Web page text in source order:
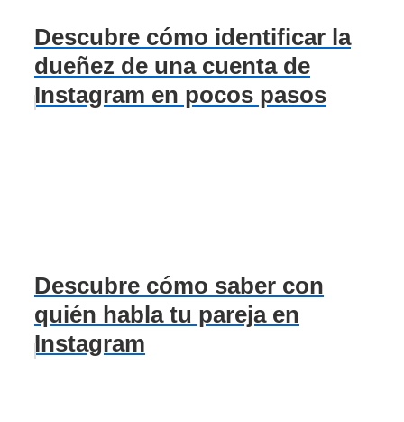
Descubre cómo identificar la
dueñez de una cuenta de
Instagram en pocos pasos
Descubre cómo saber con
quién habla tu pareja en
Instagram